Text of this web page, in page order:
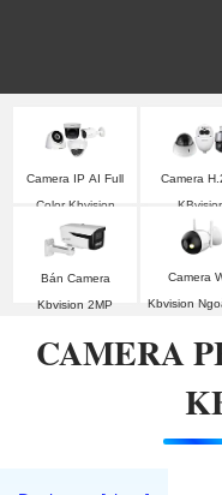
Camera IP AI Full
Color Kbvision
Camera
Bán Camera
Kbvision 2MP
Camera
Kbvision
CAMERA